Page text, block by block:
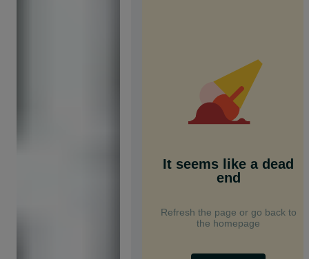
It seems like a dead
end
Refresh the page or go back to
the homepage